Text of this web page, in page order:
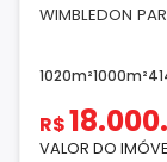
WIMBLEDON
1020m²1000m²41
R$
VALOR DO